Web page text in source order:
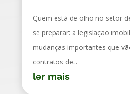
Quem está de olho no setor
se preparar: a legislação
mudanças importantes que
contratos de...
ler mais